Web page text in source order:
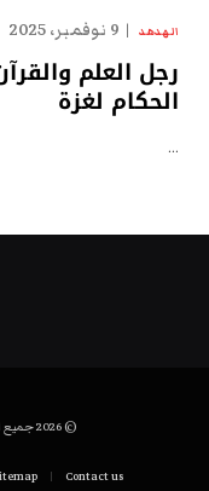
الهدهد 9 نوفمبر، 2025
رجل العلم
الحكام لغزة
…
© 2026 جميع الحقوق محفوظة. وطن يغرد خارج السرب
Contact us